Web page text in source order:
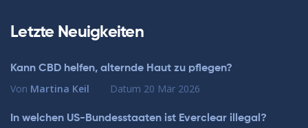
Letzte Neuigkeiten
Kann CBD helfen, alternde Haut zu pflegen?
Von Martina Keil Datum 20 Mär 2026
In welchen US-Bundesstaaten ist Everclear illegal?